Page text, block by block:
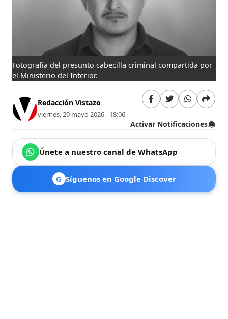
Fotografía del presunto cabecilla criminal compartida por
el Ministerio del Interior.
Redacción Vistazo
viernes, 29 mayo 2026 - 18:06
Activar Notificaciones
Únete a nuestro canal de WhatsApp
G Síguenos en Google Discover